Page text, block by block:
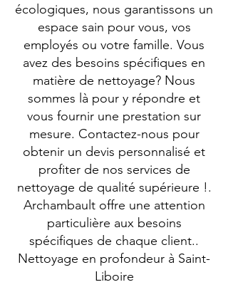
écologiques, nous garantissons un
espace sain pour vous, vos
employés ou votre famille. Vous
avez des besoins spécifiques en
matière de nettoyage? Nous
sommes là pour y répondre et
vous fournir une prestation sur
mesure. Contactez-nous pour
obtenir un devis personnalisé et
profiter de nos services de
nettoyage de qualité supérieure !.
Archambault offre une attention
particulière aux besoins
spécifiques de chaque client..
Nettoyage en profondeur à Saint-
Liboire